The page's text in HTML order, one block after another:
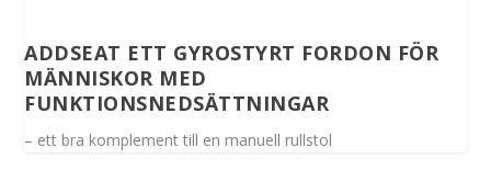
ADDSEAT ETT GYROSTYRT FORDON FÖR
MÄNNISKOR MED
FUNKTIONSNEDSÄTTNINGAR
– ett bra komplement till en manuell rullstol